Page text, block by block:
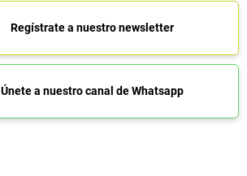
Regístrate a nuestro newsletter
Únete a nuestro canal de Whatsapp